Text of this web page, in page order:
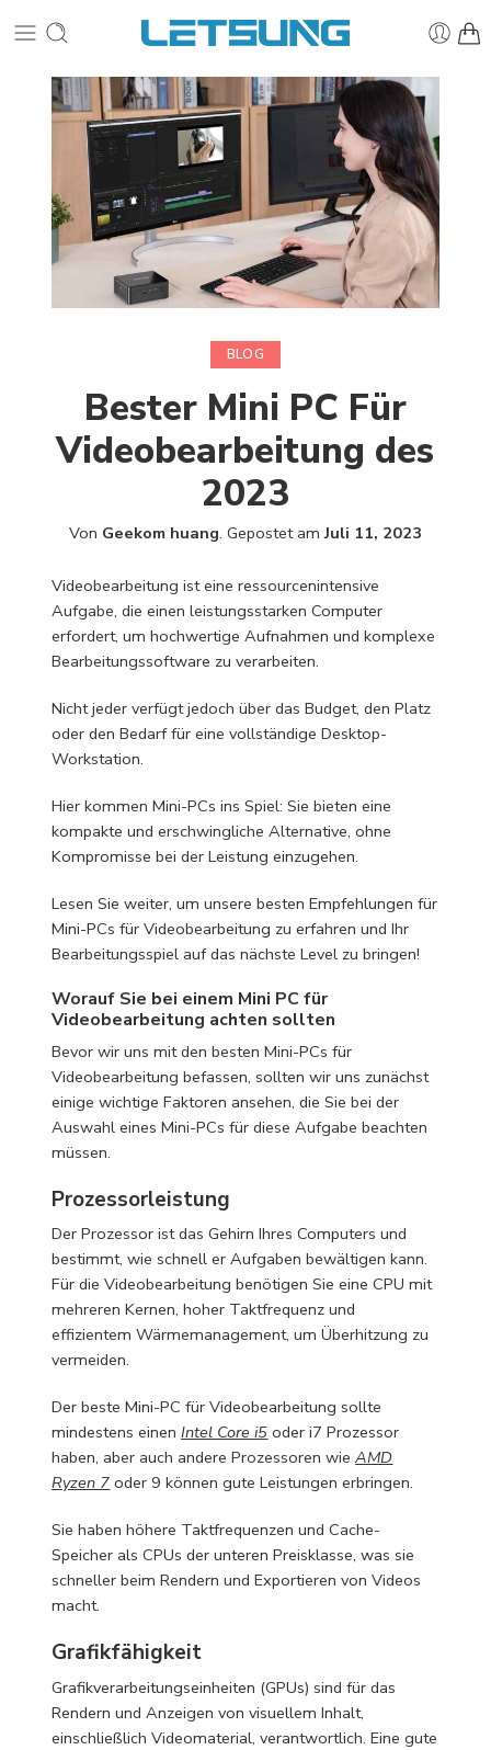
BLOG
Bester Mini PC Für
Videobearbeitung des
2023
Von Geekom huang. Gepostet amJuli 11, 2023
Videobearbeitung ist eine ressourcenintensive
Aufgabe, die einen leistungsstarken Computer
erfordert, um hochwertige Aufnahmen und komplexe
Bearbeitungssoftware zu verarbeiten.
Nicht jeder verfügt jedoch über das Budget, den Platz
oder den Bedarf für eine vollständige Desktop-
Workstation.
Hier kommen Mini-PCs ins Spiel: Sie bieten eine
kompakte und erschwingliche Alternative, ohne
Kompromisse bei der Leistung einzugehen.
Lesen Sie weiter, um unsere besten Empfehlungen für
Mini-PCs für Videobearbeitung zu erfahren und Ihr
Bearbeitungsspiel auf das nächste Level zu bringen!
Worauf Sie bei einem Mini PC für
Videobearbeitung achten sollten
Bevor wir uns mit den besten Mini-PCs für
Videobearbeitung befassen, sollten wir uns zunächst
einige wichtige Faktoren ansehen, die Sie bei der
Auswahl eines Mini-PCs für diese Aufgabe beachten
müssen.
Prozessorleistung
Der Prozessor ist das Gehirn Ihres Computers und
bestimmt, wie schnell er Aufgaben bewältigen kann.
Für die Videobearbeitung benötigen Sie eine CPU mit
mehreren Kernen, hoher Taktfrequenz und
effizientem Wärmemanagement, um Überhitzung zu
vermeiden.
Der beste Mini-PC für Videobearbeitung sollte
mindestens einenIntel Core i5 oder i7 Prozessor
haben, aber auch andere Prozessoren wieAMD
Ryzen 7 oder 9 können gute Leistungen erbringen.
Sie haben höhere Taktfrequenzen und Cache-
Speicher als CPUs der unteren Preisklasse, was sie
schneller beim Rendern und Exportieren von Videos
macht.
Grafikfähigkeit
Grafikverarbeitungseinheiten (GPUs) sind für das
Rendern und Anzeigen von visuellem Inhalt,
einschließlich Videomaterial, verantwortlich. Eine gute